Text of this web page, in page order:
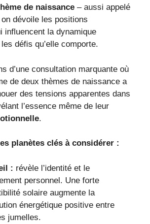
de naissance – aussi appelé
dévoile les positions
influencent la dynamique
défis qu’elle comporte.
d’une consultation marquante où
de deux thèmes de naissance a
des tensions apparentes dans
l’essence même de leur
.
planètes clés à considérer :
: révèle l’identité et le
personnel. Une forte
solaire augmente la
énergétique positive entre
jumelles.